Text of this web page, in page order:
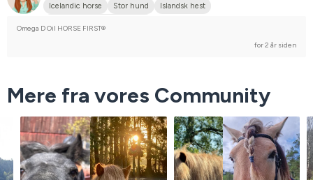
Icelandic horse
Stor hund
Islandsk hest
Omega D Oil HORSE FIRST®
for 2 år siden
Mere fra vores Community